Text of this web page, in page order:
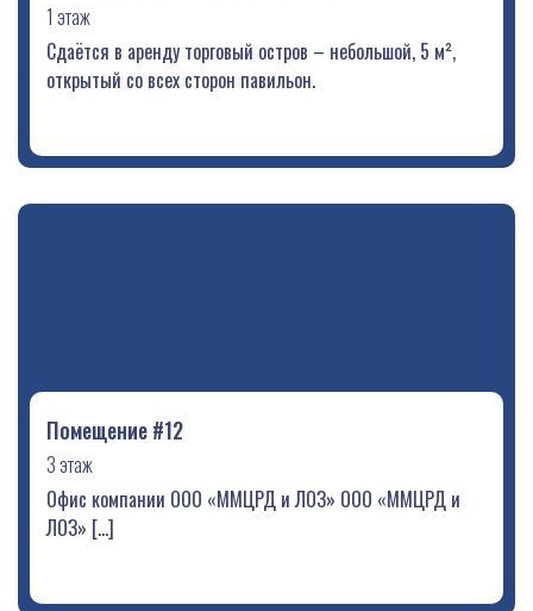
1 этаж
Сдаётся в аренду торговый остров – небольшой, 5 м²,
открытый со всех сторон павильон.
Помещение #12
3 этаж
Офис компании ООО «ММЦРД и ЛОЗ» ООО «ММЦРД и
ЛОЗ» […]